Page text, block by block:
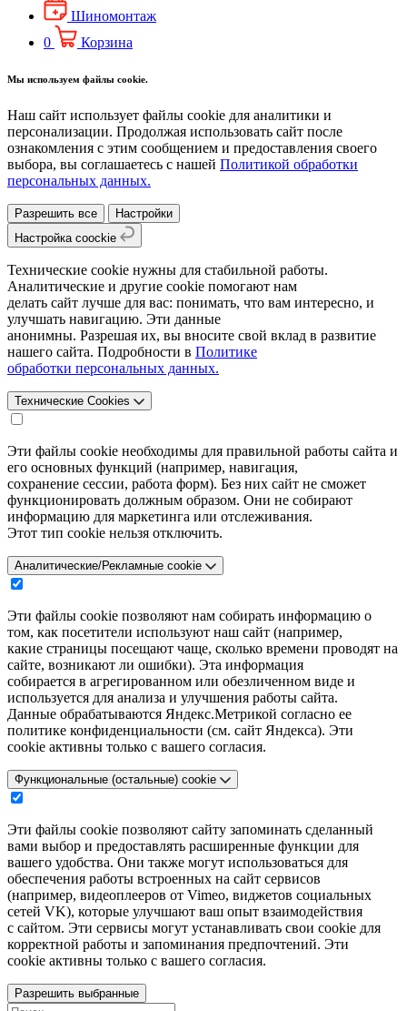
Шиномонтаж
0
Корзина
Мы используем файлы cookie.
Наш сайт использует файлы cookie для аналитики и
персонализации. Продолжая использовать сайт после
ознакомления с этим сообщением и предоставления своего
выбора, вы соглашаетесь с нашей Политикой обработки
персональных данных.
Разрешить все
Настройки
Настройка coockie
Технические cookie нужны для стабильной работы.
Аналитические и другие cookie помогают нам
делать сайт лучше для вас: понимать, что вам интересно, и
улучшать навигацию. Эти данные
анонимны. Разрешая их, вы вносите свой вклад в развитие
нашего сайта. Подробности в Политике
обработки персональных данных.
Технические Cookies
Эти файлы cookie необходимы для правильной работы сайта и
его основных функций (например, навигация,
сохранение сессии, работа форм). Без них сайт не сможет
функционировать должным образом. Они не собирают
информацию для маркетинга или отслеживания.
Этот тип cookie нельзя отключить.
Аналитические/Рекламные cookie
Эти файлы cookie позволяют нам собирать информацию о
том, как посетители используют наш сайт (например,
какие страницы посещают чаще, сколько времени проводят на
сайте, возникают ли ошибки). Эта информация
собирается в агрегированном или обезличенном виде и
используется для анализа и улучшения работы сайта.
Данные обрабатываются Яндекс.Метрикой согласно ее
политике конфиденциальности (см. сайт Яндекса). Эти
cookie активны только с вашего согласия.
Функциональные (остальные) cookie
Эти файлы cookie позволяют сайту запоминать сделанный
вами выбор и предоставлять расширенные функции для
вашего удобства. Они также могут использоваться для
обеспечения работы встроенных на сайт сервисов
(например, видеоплееров от Vimeo, виджетов социальных
сетей VK), которые улучшают ваш опыт взаимодействия
с сайтом. Эти сервисы могут устанавливать свои cookie для
корректной работы и запоминания предпочтений. Эти
cookie активны только с вашего согласия.
Разрешить выбранные